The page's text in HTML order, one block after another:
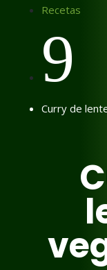
Recetas
9
Curry de